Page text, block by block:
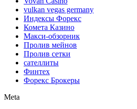
vulkan vegas germany
Индексы Форекс
Комета Казино
Макси-обзорник
Пролив мейнов
Пролив сетки
сателлиты
Финтех
Форекс Брокеры
Meta